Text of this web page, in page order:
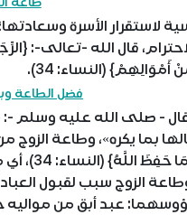
لاستقرار الأسرة
قال الله -تعالى-:
(النساء: 34).
فضل الطاعة
- صلى الله عليه وسلم -:
بما يكره»، وطاعة الزوج
قَانِتَاتٌ
الزوج سبب لقبول
رؤوسهما: عبد أبق من